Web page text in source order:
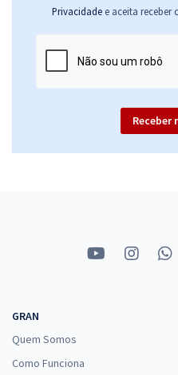
Privacidade e aceita receber
Receber
GRAN
Quem Somos
Como Funciona